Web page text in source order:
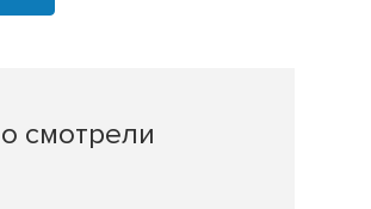
смотрели